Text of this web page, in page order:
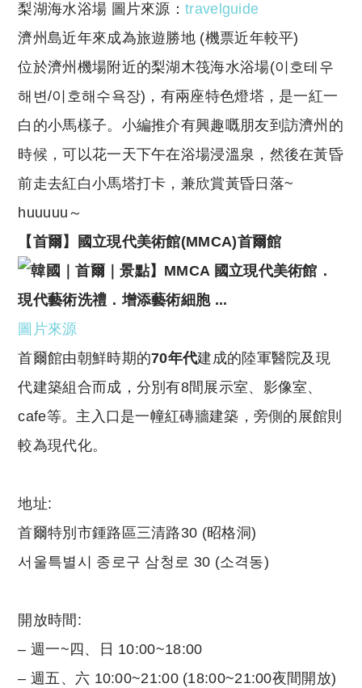
梨湖海水浴場 圖片來源：travelguide
濟州島近年來成為旅遊勝地 (機票近年較平)
位於濟州機場附近的梨湖木筏海水浴場(이호테우
해변/이호해수욕장)，有兩座特色燈塔，是一紅一
白的小馬樣子。小編推介有興趣嘅朋友到訪濟州的
時候，可以花一天下午在浴場浸溫泉，然後在黃昏
前走去紅白小馬塔打卡，兼欣賞黃昏日落~
huuuuu～
【首爾】國立現代美術館(MMCA)首爾館
圖片來源
首爾館由朝鮮時期的70年代建成的陸軍醫院及現
代建築組合而成，分別有8間展示室、影像室、
cafe等。主入口是一幢紅磚牆建築，旁側的展館則
較為現代化。
地址:
首爾特別市鍾路區三清路30 (昭格洞)
서울특별시 종로구 삼청로 30 (소격동)
開放時間:
– 週一~四、日 10:00~18:00
– 週五、六 10:00~21:00 (18:00~21:00夜間開放)